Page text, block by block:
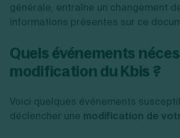
générale, entraîne un changement
informations présentes sur ce
Quels événements
modification du Kbis ?
Voici quelques événements
déclencher une modification de